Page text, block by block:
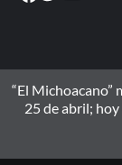
“El Michoacano”
25 de abril;